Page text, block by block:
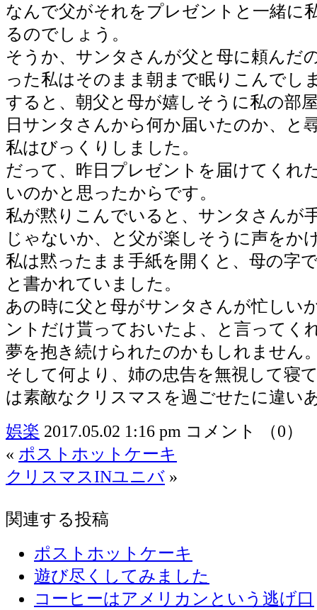
なんで父がそれをプレゼントと一緒に
るのでしょう。
そうか、サンタさんが父と母に頼んだ
った私はそのまま朝まで眠りこんでし
すると、朝父と母が嬉しそうに私の部
日サンタさんから何か届いたのか、と
私はびっくりしました。
だって、昨日プレゼントを届けてくれ
いのかと思ったからです。
私が黙りこんでいると、サンタさんが
じゃないか、と父が楽しそうに声をか
私は黙ったまま手紙を開くと、母の字
と書かれていました。
あの時に父と母がサンタさんが忙しい
ントだけ貰っておいたよ、と言ってく
夢を抱き続けられたのかもしれません
そして何より、姉の忠告を無視して寝
は素敵なクリスマスを過ごせたに違い
娯楽 2017.05.02 1:16 pm コメント （0）
« ポストホットケーキ
クリスマスINユニバ »
関連する投稿
ポストホットケーキ
遊び尽くしてみました
コーヒーはアメリカンという逃げ口